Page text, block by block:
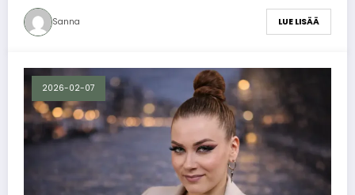
Sanna LUE LISÄÄ
2026-02-07